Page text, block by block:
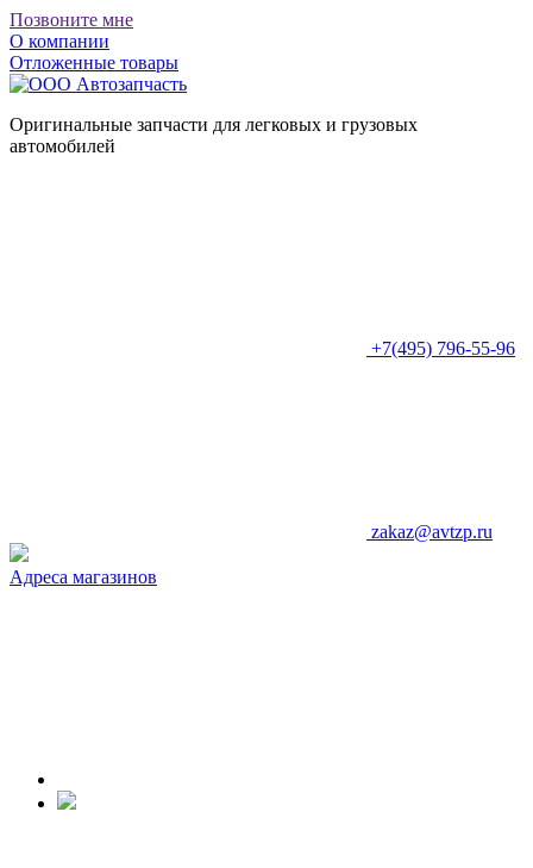
Позвоните мне
О компании
Отложенные товары
Оригинальные запчасти для легковых и грузовых
автомобилей
+7(495) 796-55-96
zakaz@avtzp.ru
Адреса магазинов